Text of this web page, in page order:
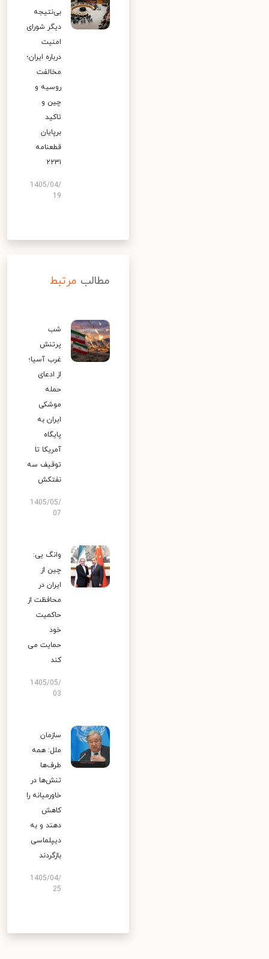
بی‌نتیجه
دیگر شورای
امنیت
درباره ایران؛
مخالفت
روسیه و
چین و
تاکید
برپایان
قطعنامه
۲۲۳۱
1405/04/
19
مطالب مرتبط
شب
پرتنش
غرب آسیا؛
از ادعای
حمله
موشکی
ایران به
پایگاه
آمریکا تا
توقیف سه
نفتکش
1405/05/
07
وانگ یی:
چین از
ایران در
محافظت از
حاکمیت
خود
حمایت می
کند
1405/05/
03
سازمان
ملل: همه
طرف‌ها
تنش‌ها در
خاورمیانه را
کاهش
دهند و به
دیپلماسی
بازگردند
1405/04/
25